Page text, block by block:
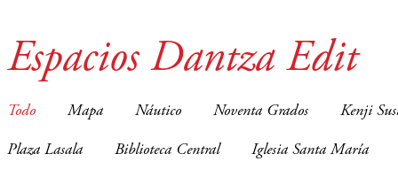
Espacios Dantza Edit
Todo Mapa Náutico Noventa Grados Kenji
Plaza Lasala Biblioteca Central Iglesia Santa María